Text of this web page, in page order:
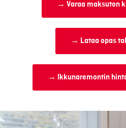
→ Varaa maksuton
→ Lataa opas
→ Ikkunaremontin